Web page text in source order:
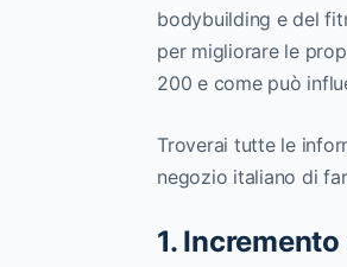
bodybuilding e del
per migliorare le
200 e come può
Troverai tutte le
negozio italiano di
1.